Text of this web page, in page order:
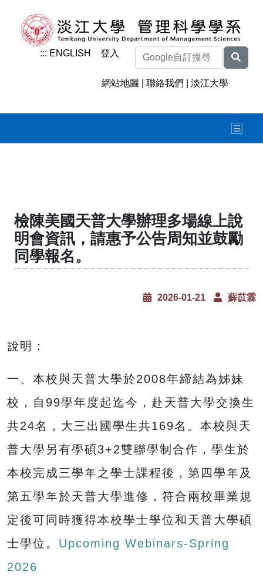
::: ENGLISH 登入
網站地圖 |聯絡我們 |淡江大學
檢陳美國天普大學辦理多場線上說
明會資訊，請惠予公告周知並鼓勵
同學報名。
2026-01-21 蘇苡霖
說明：
一、本校與天普大學於2008年締結為姊妹
校，自99學年度起迄今，赴天普大學交換生
共24名，大三出國學生共169名。本校與天
普大學另有學碩3+2雙聯學制合作，學生於
本校完成三學年之學士課程後，第四學年及
第五學年於天普大學進修，符合兩校畢業規
定後可同時獲得本校學士學位和天普大學碩
士學位。 Upcoming Webinars-Spring
2026